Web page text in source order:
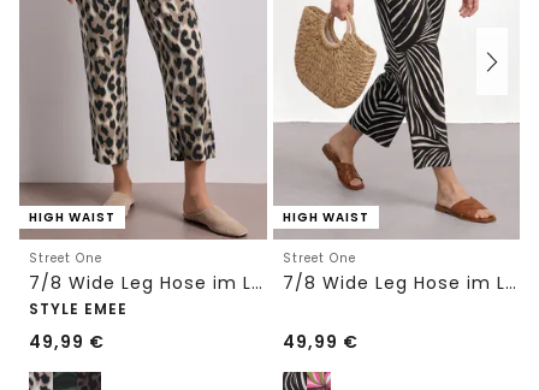
HIGH WAIST
Street One
7/8 Wide Leg Hose im Loose Fit mit Print
STYLE EMEE
49,99 €
HIGH WAIST
Street One
7/8 Wide Leg Hose im Loose Fit
49,99 €